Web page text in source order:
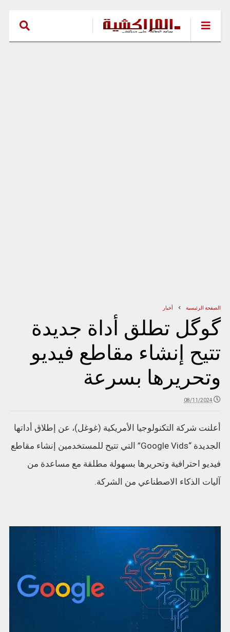
الصفحة الرئيسية أخبار
گوگل تطلق أداة جديدة
تتيح إنشاء مقاطع فيديو
وتحريرها بسرعة
08/11/2024
أعلنت شركة التكنولوجيا الأمريكية (غوغل)، عن إطلاق أداتها
الجديدة “Google Vids” التي تتيح للمستخدمين إنشاء مقاطع
فيديو احترافية وتحريرها بسهولة مطلقة مع مساعدة من
آليات الذكاء الاصطناعي من الشركة.